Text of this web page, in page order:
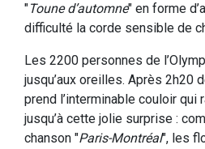
"Toune d’automne" en forme
difficulté la corde sensible de
Les 2200 personnes de
jusqu’aux oreilles. Après 2h20
prend l’interminable couloir qui
jusqu’à cette jolie surprise :
chanson "Paris-Montréal", les